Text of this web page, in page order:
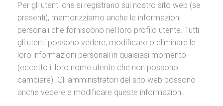
Per gli utenti che si registrano sul nostro sito web (se
presenti), memorizziamo anche le informazioni
personali che forniscono nel loro profilo utente. Tutti
gli utenti possono vedere, modificare o eliminare le
loro informazioni personali in qualsiasi momento
(eccetto il loro nome utente che non possono
cambiare). Gli amministratori del sito web possono
anche vedere e modificare queste informazioni.